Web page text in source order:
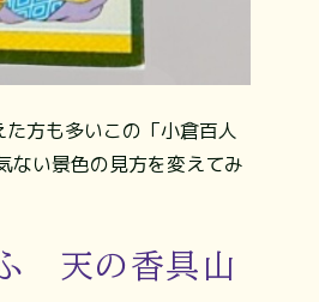
方も多いこの「小倉百人
ない景色の見方を変えてみ
天の香具山